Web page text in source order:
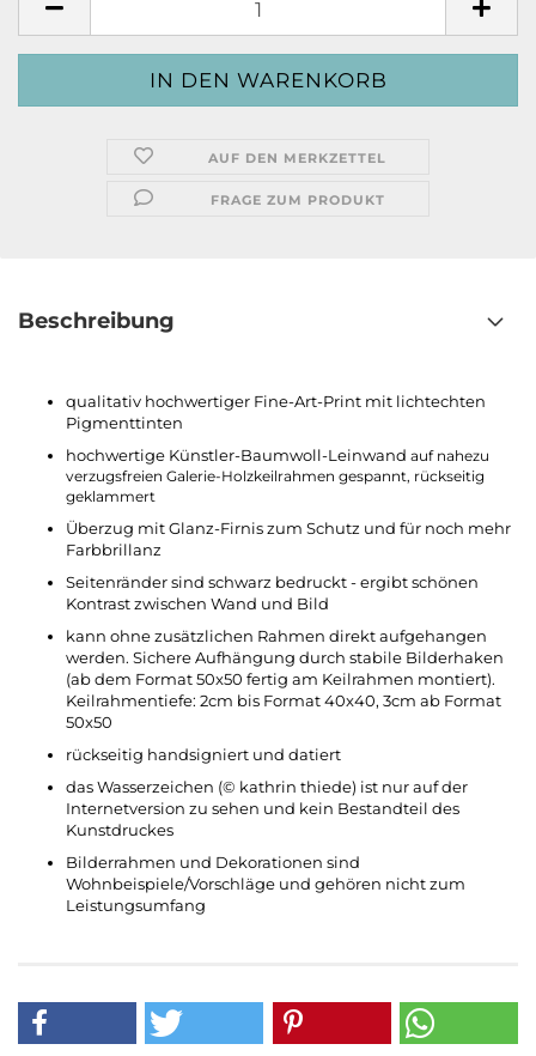
AUF DEN MERKZETTEL
FRAGE ZUM PRODUKT
Beschreibung
qualitativ hochwertiger Fine-Art-Print mit lichtechten
Pigmenttinten
hochwertige Künstler-Baumwoll-Leinwand auf nahezu
verzugsfreien Galerie-Holzkeilrahmen gespannt, rückseitig
geklammert
Überzug mit Glanz-Firnis zum Schutz und für noch mehr
Farbbrillanz
Seitenränder sind schwarz bedruckt - ergibt schönen
Kontrast zwischen Wand und Bild
kann ohne zusätzlichen Rahmen direkt aufgehangen
werden. Sichere Aufhängung durch stabile Bilderhaken
(ab dem Format 50x50 fertig am Keilrahmen montiert).
Keilrahmentiefe: 2cm bis Format 40x40, 3cm ab Format
50x50​​
rückseitig handsigniert und datiert
das Wasserzeichen (© kathrin thiede) ist nur auf der
Internetversion zu sehen und kein Bestandteil des
Kunstdruckes
Bilderrahmen und Dekorationen sind
Wohnbeispiele/Vorschläge und gehören nicht zum
Leistungsumfang